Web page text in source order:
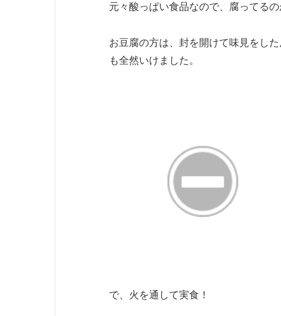
元々酸っぱい食品なので、腐ってる
お豆腐の方は、封を開けて味見をし
も全然いけました。
で、火を通して実食！